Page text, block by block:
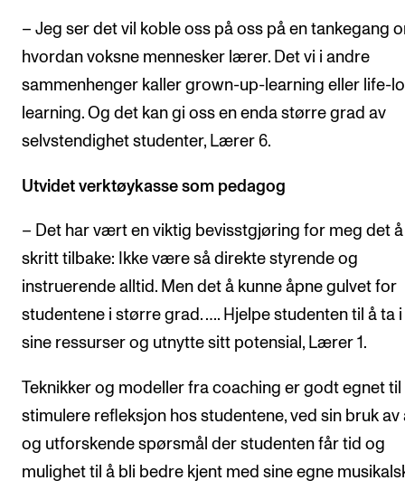
– Jeg ser det vil koble oss på oss på en tankegang
hvordan voksne mennesker lærer. Det vi i andre
sammenhenger kaller grown-up-learning eller life-
learning. Og det kan gi oss en enda større grad av
selvstendighet studenter, Lærer 6.
Utvidet verktøykasse som pedagog
– Det har vært en viktig bevisstgjøring for meg det
skritt tilbake: Ikke være så direkte styrende og
instruerende alltid. Men det å kunne åpne gulvet for
studentene i større grad. …. Hjelpe studenten til å ta
sine ressurser og utnytte sitt potensial, Lærer 1.
Teknikker og modeller fra coaching er godt egnet til
stimulere refleksjon hos studentene, ved sin bruk av
og utforskende spørsmål der studenten får tid og
mulighet til å bli bedre kjent med sine egne